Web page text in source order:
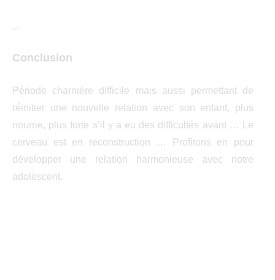
Conclusion
Période charnière difficile mais aussi permettant de
réinitier une nouvelle relation avec son enfant, plus
nourrie, plus forte s’il y a eu des difficultés avant … Le
cerveau est en reconstruction … Profitons en pour
développer une relation harmonieuse avec notre
adolescent.